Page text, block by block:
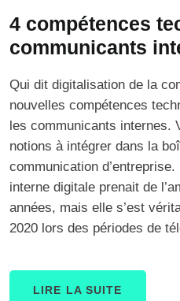
4 compétences
communicants
Qui dit digitalisation de la
nouvelles compétences
les communicants internes.
notions à intégrer dans la
communication
interne digitale prenait de
années, mais elle s’est
2020 lors des périodes de
LIRE LA SUITE